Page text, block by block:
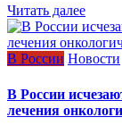
Читать далее
В России Новости
В России
лечения